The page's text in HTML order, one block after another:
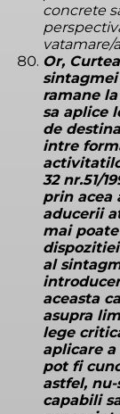
concrete
vatamare/
Or,
sintagmei
ramane
sa aplice
de
intre
32 nr.51/
prin acea
aducerii
mai
al
aceasta
asupra
lege
aplicare
pot fi
astfel,
capabili